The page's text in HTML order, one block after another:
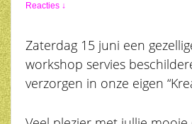
Reacties ↓
Zaterdag 15 juni een
workshop servies
verzorgen in onze eigen